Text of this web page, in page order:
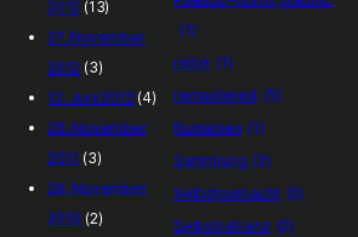
2012 (13)
27. November
2012 (3)
12. Juni 2012 (4)
28. November
2011 (3)
28. November
2010 (2)
(1)
reise (1)
remastered (5)
Rumänien (1)
Sammlung (2)
Selbstgemacht (2)
Selbstrefrenz (2)